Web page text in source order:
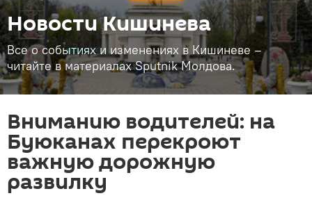
Новости Кишинева
Все о событиях и изменениях в Кишиневе –
читайте в материалах Sputnik Молдова.
Вниманию водителей: на
Буюканах перекроют
важную дорожную
развилку